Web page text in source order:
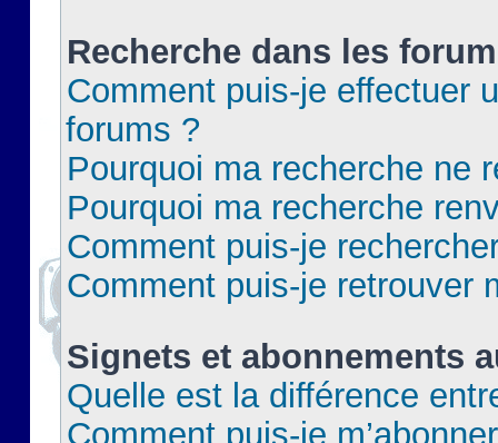
Recherche dans les
Comment puis-je effectuer
forums ?
Pourquoi ma recherche ne
Pourquoi ma recherche
Comment puis-je
Comment puis-je retrouver
Signets et abonnements
Quelle est la différence
Comment puis-je